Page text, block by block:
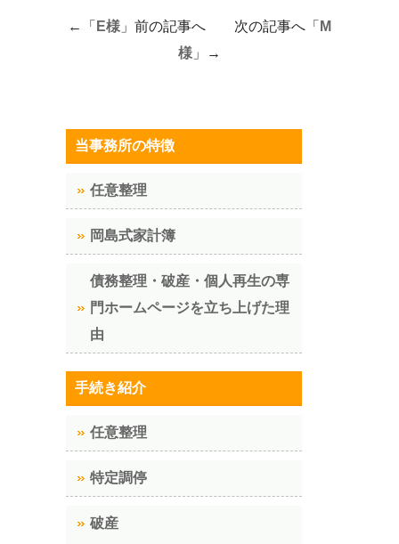
←「 E様」前の記事へ 次の記事へ「 M
様」→
当事務所の特徴
任意整理
岡島式家計簿
債務整理・破産・個人再生の専
門ホームページを立ち上げた理
由
手続き紹介
任意整理
特定調停
破産